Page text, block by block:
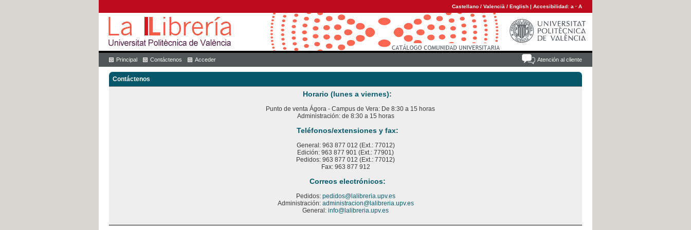
Castellano / Valencià / English | Accesibilidad: a · A
Atención al cliente
Principal Contáctenos Acceder
Contáctenos
Horario (lunes a viernes):
Punto de venta Ágora - Campus de Vera: De 8:30 a 15 horas
Administración: de 8:30 a 15 horas
Teléfonos/extensiones y fax:
General: 963 877 012 (Ext.: 77012)
Edición: 963 877 901 (Ext.: 77901)
Pedidos: 963 877 012 (Ext.: 77012)
Fax: 963 877 912
Correos electrónicos:
Pedidos: pedidos@lalibreria.upv.es
Administración: administracion@lalibreria.upv.es
General: info@lalibreria.upv.es